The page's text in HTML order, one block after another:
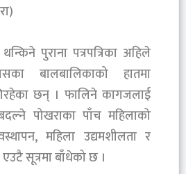
पुराना पत्रपत्रिका अहिले
बालबालिकाको हातमा
छन् । फालिने कागजलाई
पोखराका पाँच महिलाको
महिला उद्यमशीलता र
सूत्रमा बाँधेको छ ।